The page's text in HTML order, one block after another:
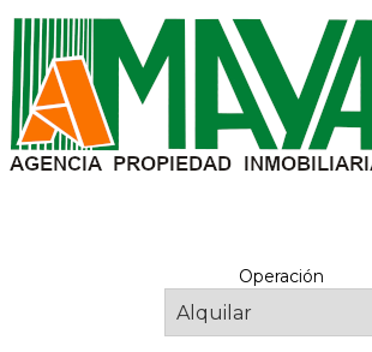
Operación